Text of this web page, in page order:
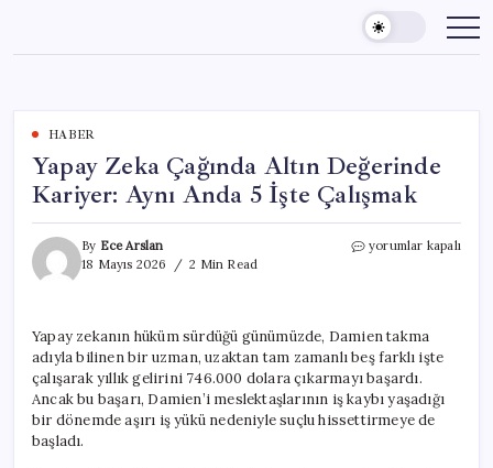
content
HABER
Yapay Zeka Çağında Altın Değerinde
Kariyer: Aynı Anda 5 İşte Çalışmak
By Ece Arslan
18 Mayıs 2026
2 Min Read
Yapay
Kariyer:
Aynı
Anda
5
İşte
Çalışmak
yorumlar kapalı
Yapay zekanın hüküm sürdüğü günümüzde, Damien takma
adıyla bilinen bir uzman, uzaktan tam zamanlı beş farklı işte
çalışarak yıllık gelirini 746.000 dolara çıkarmayı başardı.
Ancak bu başarı, Damien’i meslektaşlarının iş kaybı yaşadığı
bir dönemde aşırı iş yükü nedeniyle suçlu hissettirmeye de
başladı.